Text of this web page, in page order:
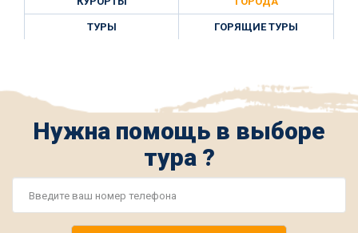
ТУРЫ ГОРЯЩИЕ ТУРЫ
Нужна помощь в выборе
тура ?